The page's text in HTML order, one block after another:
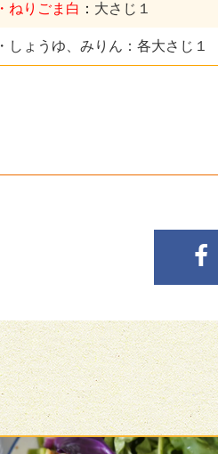
・ねりごま白 ： 大さじ１
・しょうゆ、みりん：各大さじ１